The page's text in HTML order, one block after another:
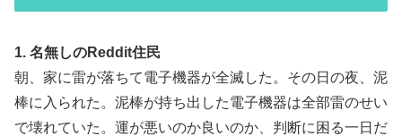
1. 名無しのReddit住民
朝、家に雷が落ちて電子機器が全滅した。その日の夜、泥
棒に入られた。泥棒が持ち出した電子機器は全部雷のせい
で壊れていた。運が悪いのか良いのか、判断に困る一日だ